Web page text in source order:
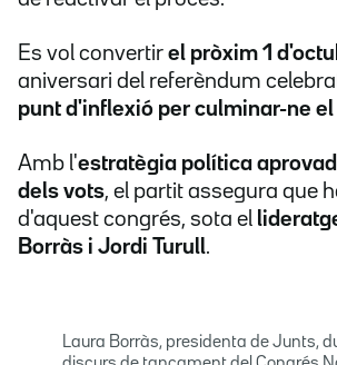
Es vol convertir el pròxim 1
aniversari del referèndum
punt d'inflexió per culminar-ne
Amb l'estratègia política
dels vots, el partit assegura que
d'aquest congrés, sota el
Borràs i Jordi Turull.
Laura Borràs, presidenta de Junts,